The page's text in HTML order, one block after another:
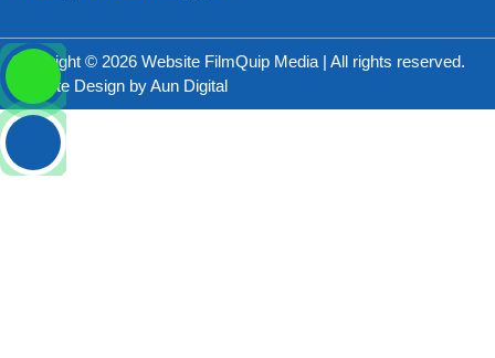
Copyright © 2026 Website FilmQuip Media | All rights reserved.
Website Design byAun Digital